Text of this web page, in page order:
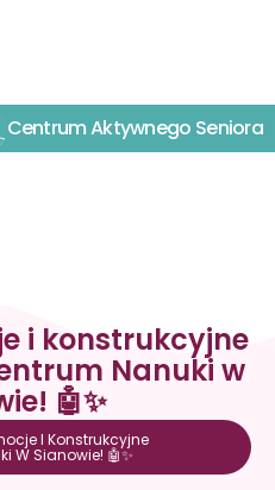
Centrum Aktywnego Seniora
i konstrukcyjne
Nanuki w
🤖✨
I Konstrukcyjne
W Sianowie! 🤖✨